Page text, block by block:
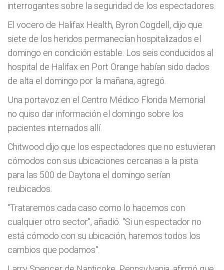
interrogantes sobre la seguridad de los espectadores.
El vocero de Halifax Health, Byron Cogdell, dijo que
siete de los heridos permanecí­an hospitalizados el
domingo en condición estable. Los seis conducidos al
hospital de Halifax en Port Orange habí­an sido dados
de alta el domingo por la mañana, agregó.
Una portavoz en el Centro Médico Florida Memorial
no quiso dar información el domingo sobre los
pacientes internados allí­.
Chitwood dijo que los espectadores que no estuvieran
cómodos con sus ubicaciones cercanas a la pista
para las 500 de Daytona el domingo serí­an
reubicados.
"Trataremos cada caso como lo hacemos con
cualquier otro sector", añadió. "Si un espectador no
está cómodo con su ubicación, haremos todos los
cambios que podamos".